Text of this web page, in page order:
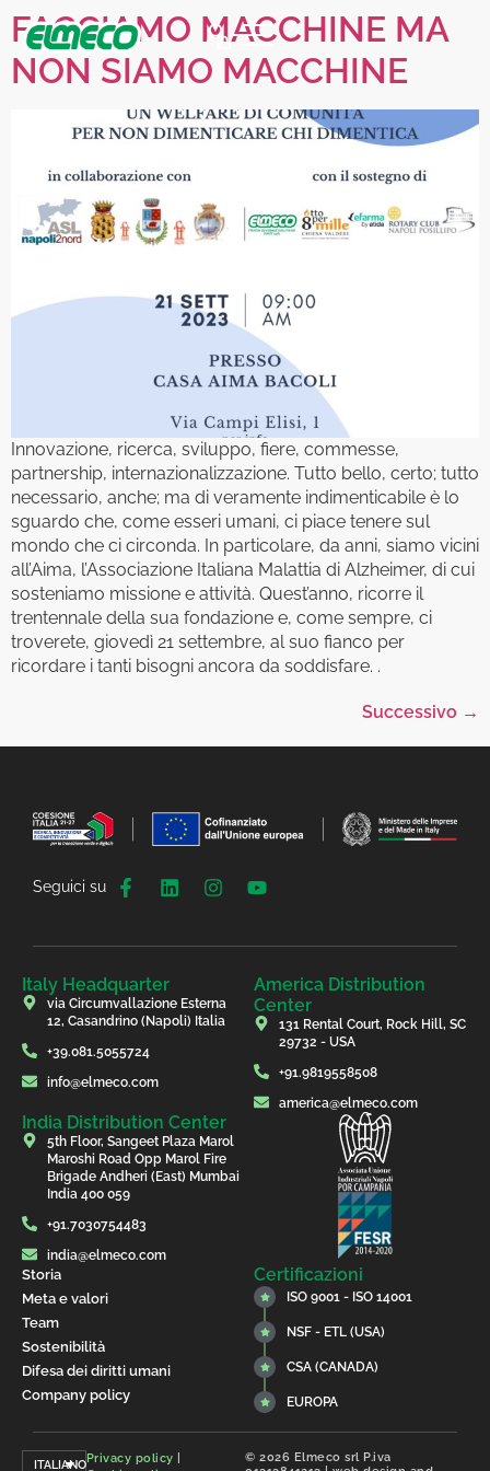
FACCIAMO MACCHINE MA
NON SIAMO MACCHINE
Innovazione, ricerca, sviluppo, fiere, commesse,
partnership, internazionalizzazione. Tutto bello, certo; tutto
necessario, anche; ma di veramente indimenticabile è lo
sguardo che, come esseri umani, ci piace tenere sul
mondo che ci circonda. In particolare, da anni, siamo vicini
all’Aima, l’Associazione Italiana Malattia di Alzheimer, di cui
sosteniamo missione e attività. Quest’anno, ricorre il
trentennale della sua fondazione e, come sempre, ci
troverete, giovedì 21 settembre, al suo fianco per
ricordare i tanti bisogni ancora da soddisfare. .
Successivo →
Seguici su
Italy Headquarter
via Circumvallazione Esterna
12, Casandrino (Napoli) Italia
+39.081.5055724
info@elmeco.com
America Distribution
Center
131 Rental Court, Rock Hill, SC
29732 - USA
+91.9819558508
america@elmeco.com
India Distribution Center
5th Floor, Sangeet Plaza Marol
Maroshi Road Opp Marol Fire
Brigade Andheri (East) Mumbai
India 400 059
+91.7030754483
india@elmeco.com
Storia
Meta e valori
Team
Sostenibilità
Difesa dei diritti umani
Company policy
Certificazioni
ISO 9001 - ISO 14001
NSF - ETL (USA)
CSA (CANADA)
EUROPA
ITALIANOPrivacy policy
© 2026 Elmeco srl P.iva